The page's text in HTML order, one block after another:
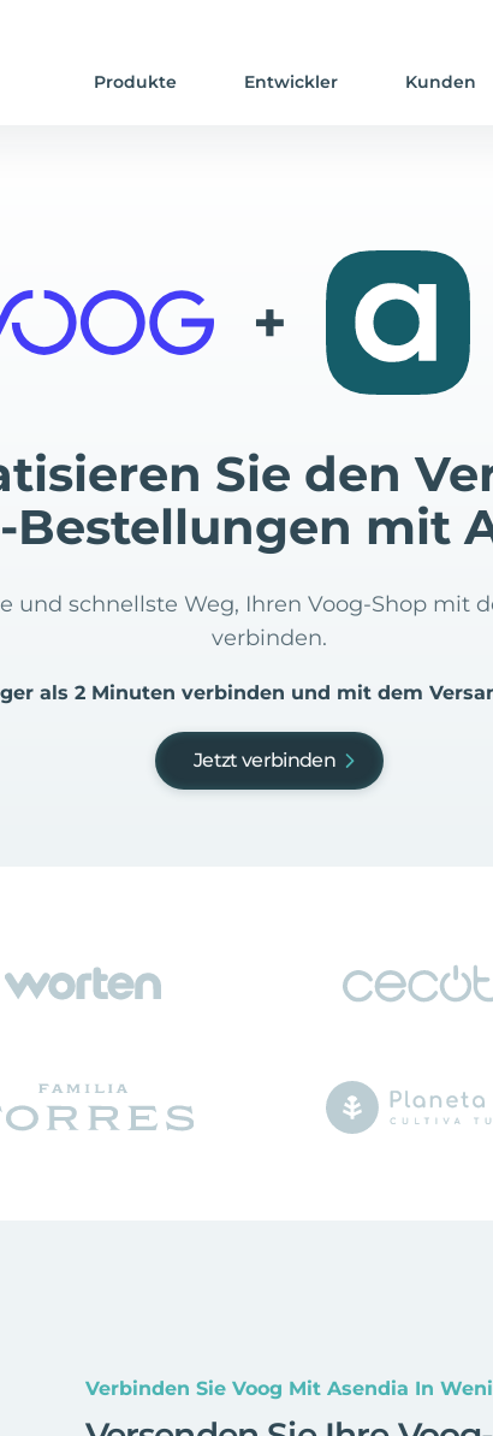
Produkte Entwickler Kunden
+
Sie den
Bestellungen mit
und schnellste Weg, Ihren Voog-Shop mit
verbinden.
als 2 Minuten verbinden und mit dem
Jetzt verbinden
Verbinden Sie Voog Mit Asendia In